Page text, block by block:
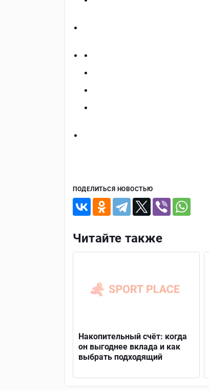
ПОДЕЛИТЬСЯ НОВОСТЬЮ
Читайте также
Накопительный счёт: когда
он выгоднее вклада и как
выбрать подходящий